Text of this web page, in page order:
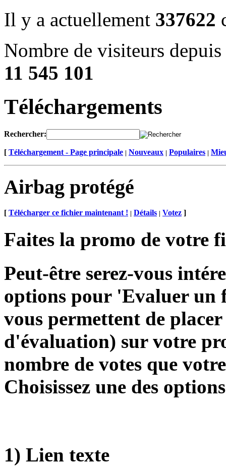
Il y a actuellement 337622
Nombre de visiteurs
11 545 101
Téléchargements
Rechercher:
[ Téléchargement - Page principale | Nouveaux | Populaires |
Airbag protégé
[ Télécharger ce fichier maintenant ! | Détails | Votez ]
Faites la promo de votre
Peut-être serez-vous
options pour 'Evaluer un
vous permettent de
d'évaluation) sur votre
nombre de votes que
Choisissez une des
1) Lien texte